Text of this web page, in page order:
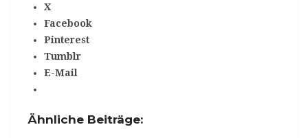
X
Facebook
Pinterest
Tumblr
E-Mail
Ähnliche Beiträge: